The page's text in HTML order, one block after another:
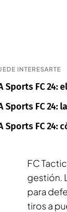
INTERESARTE
Sports FC
Sports FC 24:
Sports FC
FC
gestión.
para
tiros a